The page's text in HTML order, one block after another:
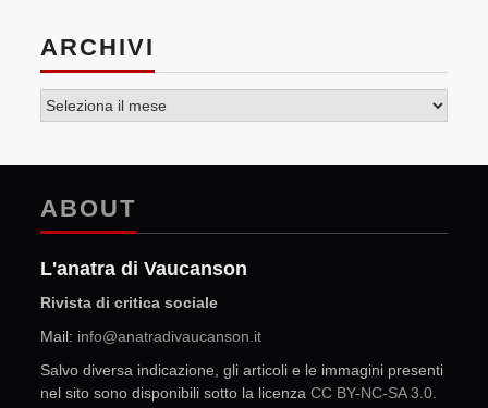
ARCHIVI
ABOUT
L'anatra di Vaucanson
Rivista di critica sociale
Mail: info@anatradivaucanson.it
Salvo diversa indicazione, gli articoli e le immagini presenti
nel sito sono disponibili sotto la licenzaCC BY-NC-SA 3.0